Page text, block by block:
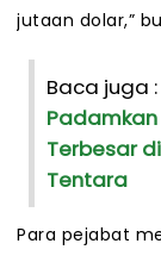
jutaan dolar,”
Baca juga :
Terbesar
Tentara
Para pejabat